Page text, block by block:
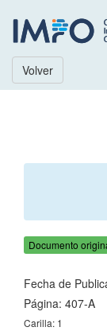
Volver
Documento
Fecha de
Página: 407-A
Carilla: 1